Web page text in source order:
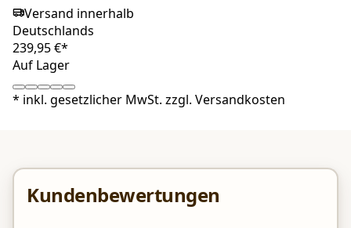
Versand innerhalb
Deutschlands
239,95 €*
Auf Lager
* inkl. gesetzlicher MwSt. zzgl. Versandkosten
Kundenbewertungen